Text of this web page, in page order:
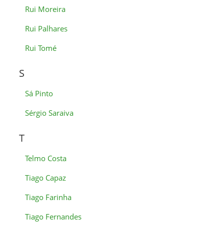
Rui Moreira
Rui Palhares
Rui Tomé
S
Sá Pinto
Sérgio Saraiva
T
Telmo Costa
Tiago Capaz
Tiago Farinha
Tiago Fernandes